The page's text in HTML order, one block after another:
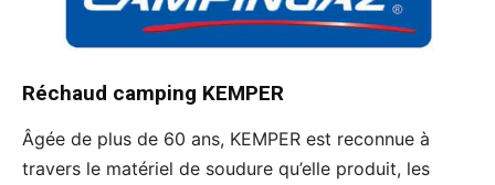
Réchaud camping KEMPER
Âgée de plus de 60 ans, KEMPER est reconnue à
travers le matériel de soudure qu’elle produit, les